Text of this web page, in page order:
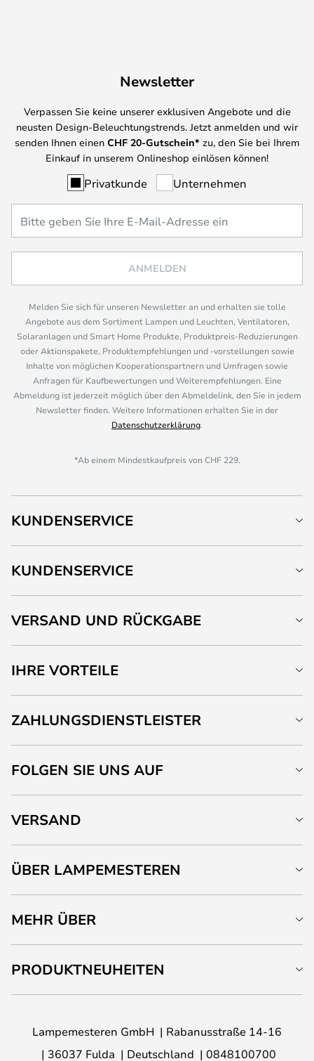
Newsletter
Verpassen Sie keine unserer exklusiven Angebote und die
neusten Design-Beleuchtungstrends. Jetzt anmelden und wir
senden Ihnen einen CHF 20-Gutschein* zu, den Sie bei Ihrem
Einkauf in unserem Onlineshop einlösen können!
Privatkunde Unternehmen
ANMELDEN
Melden Sie sich für unseren Newsletter an und erhalten sie tolle
Angebote aus dem Sortiment Lampen und Leuchten, Ventilatoren,
Solaranlagen und Smart Home Produkte, Produktpreis-Reduzierungen
oder Aktionspakete, Produktempfehlungen und -vorstellungen sowie
Inhalte von möglichen Kooperationspartnern und Umfragen sowie
Anfragen für Kaufbewertungen und Weiterempfehlungen. Eine
Abmeldung ist jederzeit möglich über den Abmeldelink, den Sie in jedem
Newsletter finden. Weitere Informationen erhalten Sie in der
Datenschutzerklärung.
*Ab einem Mindestkaufpreis von CHF 229.
KUNDENSERVICE
KUNDENSERVICE
VERSAND UND RÜCKGABE
IHRE VORTEILE
ZAHLUNGSDIENSTLEISTER
FOLGEN SIE UNS AUF
VERSAND
ÜBER LAMPEMESTEREN
MEHR ÜBER
PRODUKTNEUHEITEN
Lampemesteren GmbH
Rabanusstraße 14-16
36037 Fulda
Deutschland 0848100700